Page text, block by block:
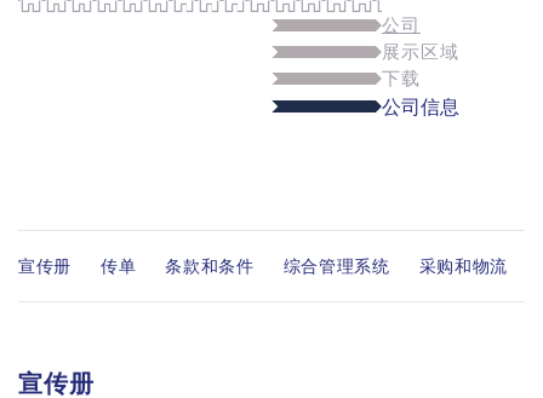
公司
展示区域
下载
公司信息
宣传册 传单 条款和条件 综合管理系统 采购和物流
宣传册